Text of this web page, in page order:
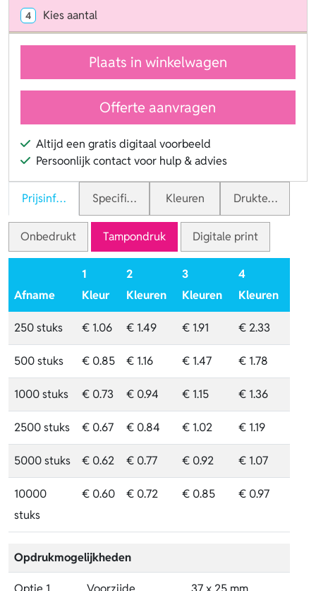
4 Kies aantal
Plaats in winkelwagen
Offerte aanvragen
Altijd een gratis digitaal voorbeeld
Persoonlijk contact voor hulp & advies
PrijsinformatieSpecificaties Kleuren Druktechnieken
Onbedrukt Tampondruk Digitale print
Afname
1
Kleur
2
Kleuren
3
Kleuren
4
Kleuren
250 stuks € 1.06 € 1.49 € 1.91 € 2.33
500 stuks € 0.85 € 1.16 € 1.47 € 1.78
1000 stuks € 0.73 € 0.94 € 1.15 € 1.36
2500 stuks € 0.67 € 0.84 € 1.02 € 1.19
5000 stuks € 0.62 € 0.77 € 0.92 € 1.07
10000
stuks
€ 0.60 € 0.72 € 0.85 € 0.97
Opdrukmogelijkheden